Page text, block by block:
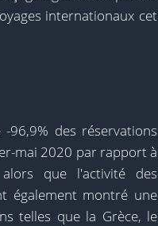
internationaux cet
96,9% des réservations
mai 2020 par rapport à
que l'activité des
également montré une
telles que la Grèce, le